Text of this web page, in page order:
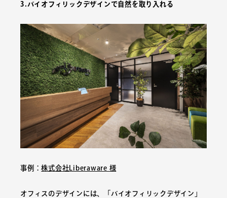
3.バイオフィリックデザインで自然を取り入れる
事例：株式会社Liberaware 様
オフィスのデザインには、「バイオフィリックデザイン」